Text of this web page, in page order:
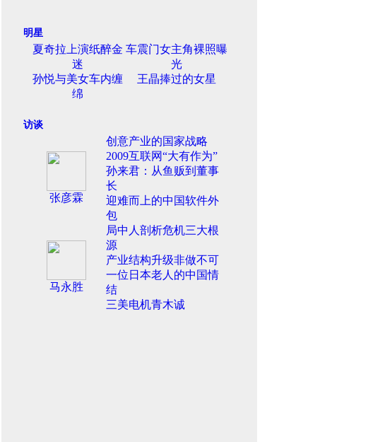
明星
夏奇拉上演纸醉金
迷
车震门女主角裸照曝
光
孙悦与美女车内缠
绵
王晶捧过的女星
访谈
张彦霖
创意产业的国家战略
2009互联网“大有作为”
孙来君：从鱼贩到董事
长
迎难而上的中国软件外
包
马永胜
局中人剖析危机三大根
源
产业结构升级非做不可
一位日本老人的中国情
结
三美电机青木诚